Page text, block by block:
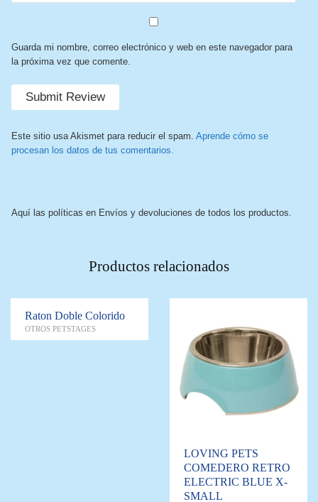
Guarda mi nombre, correo electrónico y web en este navegador para
la próxima vez que comente.
Este sitio usa Akismet para reducir el spam. Aprende cómo se
procesan los datos de tus comentarios.
Aquí las políticas en Envíos y devoluciones de todos los productos.
Productos relacionados
Raton Doble Colorido
OTROS PETSTAGES
LOVING PETS
COMEDERO RETRO
ELECTRIC BLUE X-
SMALL